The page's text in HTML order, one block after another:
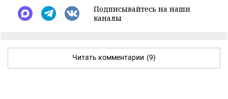
Подписывайтесь на наши
каналы
Читать комментарии (9)